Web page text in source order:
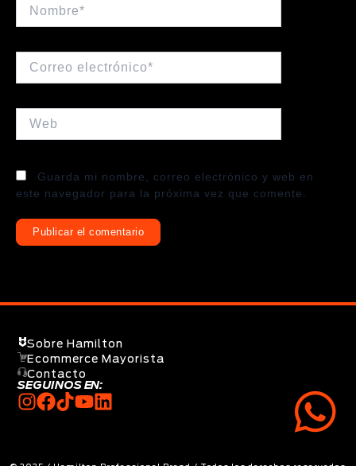
electrónico*
Guarda mi nombre, correo electrónico y web en
este navegador para la próxima vez que comente.
Sobre Hamilton
Ecommerce Mayorista
Contacto
SEGUINOS EN: